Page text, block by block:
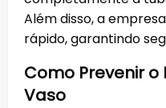
Além disso, a
rápido, garantindo
Como Prevenir
Vaso